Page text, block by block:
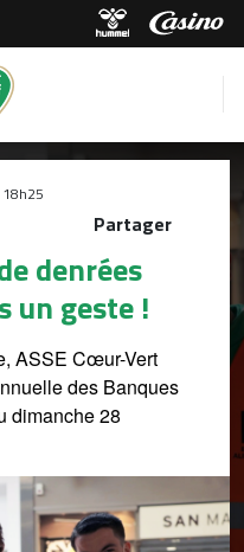
Partager
denrées
un geste !
ASSE Cœur-Vert
des Banques
dimanche 28